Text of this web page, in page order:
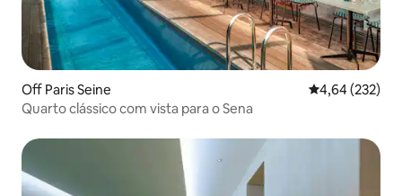
Off Paris Seine 4,64 de uma
4,64 (232)
Quarto clássico com vista para o Sena